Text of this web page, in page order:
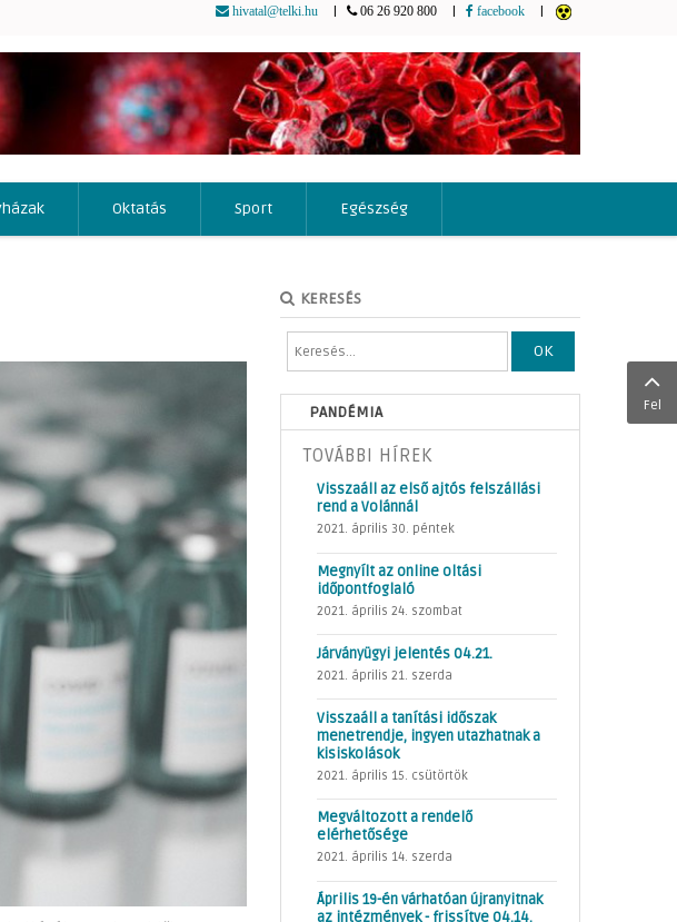
hivatal@telki.hu 06 26 920 800 facebook
Oktatás Sport Egészség
KERESÉS
OK
PANDÉMIA
TOVÁBBI HÍREK
Visszaáll az első ajtós felszállási
rend a Volánnál
2021. április 30. péntek
Megnyílt az online oltási
időpontfoglaló
2021. április 24. szombat
Járványügyi jelentés 04.21.
2021. április 21. szerda
Visszaáll a tanítási időszak
menetrendje, ingyen utazhatnak a
kisiskolások
2021. április 15. csütörtök
Megváltozott a rendelő
elérhetősége
2021. április 14. szerda
Április 19-én várhatóan újranyitnak
az intézmények - frissítve 04.14.
Fel